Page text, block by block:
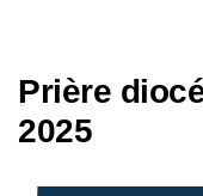
Prière
2025